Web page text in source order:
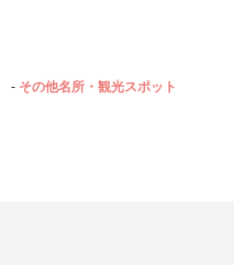
その他名所・観光スポット